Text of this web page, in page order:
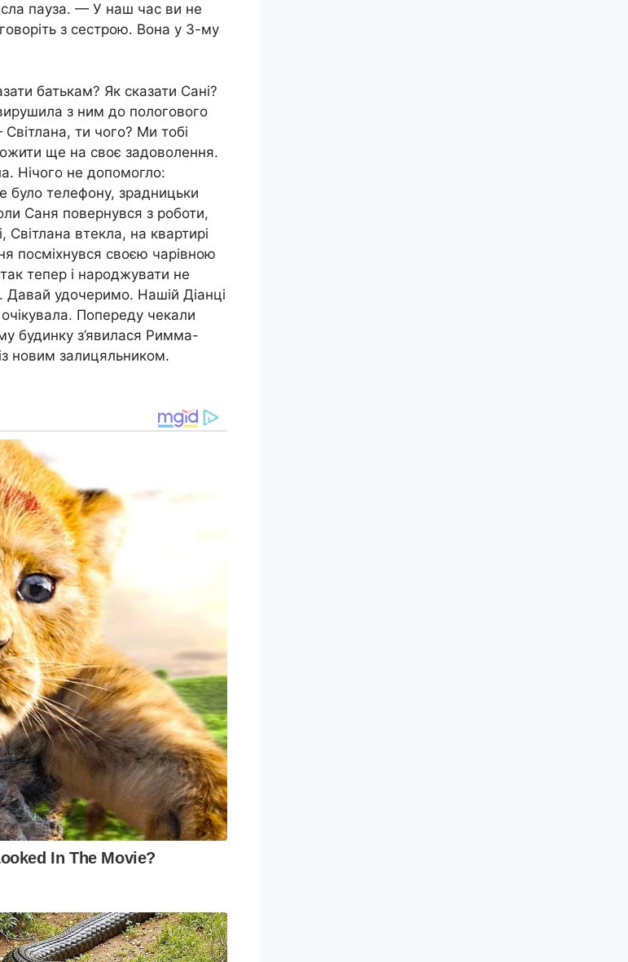
пауза. — У наш час ви не
з сестрою. Вона у 3-му
батькам? Як сказати Сані?
з ним до пологового
ти чого? Ми тобі
ще на своє задоволення.
Нічого не допомогло:
було телефону, зрадницьки
Саня повернувся з роботи,
втекла, на квартирі
посміхнувся своєю чарівною
тепер і наpoджувати не
Давай удочеримо. Нашій Діанці
Попереду чекали
будинку з’явилася Римма-
новим залицяльником.